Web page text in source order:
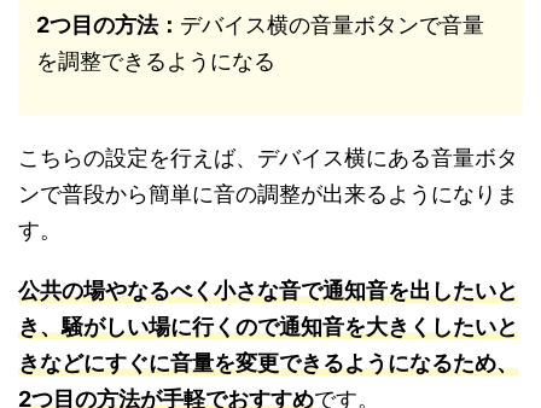
2つ目の方法： デバイス横の音量ボタンで音量
を調整できるようになる
こちらの設定を行えば、デバイス横にある音量ボタ
ンで普段から簡単に音の調整が出来るようになりま
す。
公共の場やなるべく小さな音で通知音を出したいと
き、騒がしい場に行くので通知音を大きくしたいと
きなどにすぐに音量を変更できるようになるため、
2つ目の方法が手軽でおすすめです。